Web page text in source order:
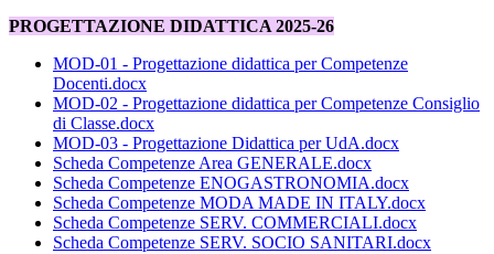
PROGETTAZIONE DIDATTICA 2025-26
MOD-01 - Progettazione didattica per Competenze
Docenti.docx
MOD-02 - Progettazione didattica per Competenze Consiglio
di Classe.docx
MOD-03 - Progettazione Didattica per UdA.docx
Scheda Competenze Area GENERALE.docx
Scheda Competenze ENOGASTRONOMIA.docx
Scheda Competenze MODA MADE IN ITALY.docx
Scheda Competenze SERV. COMMERCIALI.docx
Scheda Competenze SERV. SOCIO SANITARI.docx